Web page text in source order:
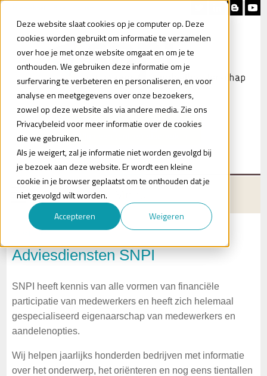
Deze website slaat cookies op je computer op. Deze
cookies worden gebruikt om informatie te verzamelen
over hoe je met onze website omgaat en om je te
onthouden. We gebruiken deze informatie om je
surfervaring te verbeteren en personaliseren, en voor
analyse en meetgegevens over onze bezoekers,
zowel op deze website als via andere media. Zie ons
Privacybeleid voor meer informatie over de cookies
die we gebruiken.
Als je weigert, zal je informatie niet worden gevolgd bij
je bezoek aan deze website. Er wordt een kleine
cookie in je browser geplaatst om te onthouden dat je
niet gevolgd wilt worden.
Accepteren
Weigeren
Heb je vragen?
Adviesdiensten SNPI
SNPI heeft kennis van alle vormen van financiële
participatie van medewerkers en heeft zich helemaal
gespecialiseerd eigenaarschap van medewerkers en
aandelenopties.
Wij helpen jaarlijks honderden bedrijven met informatie
over het onderwerp, het oriënteren en nog eens tientallen